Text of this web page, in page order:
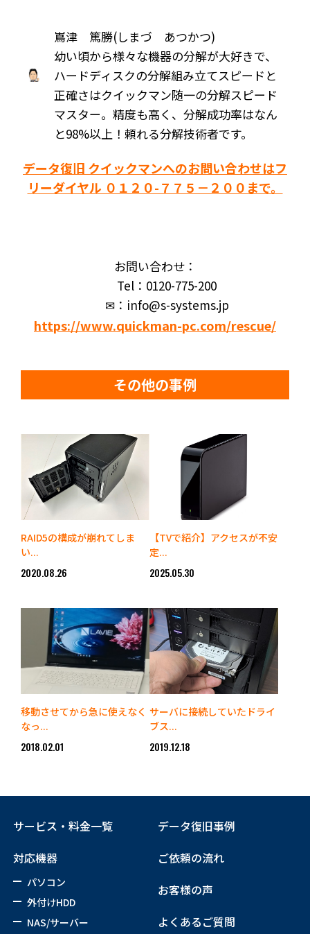
嶌津 篤勝(しまづ あつかつ)
幼い頃から様々な機器の分解が大好きで、
ハードディスクの分解組み立てスピードと
正確さはクイックマン随一の分解スピード
マスター。精度も高く、分解成功率はなん
と98%以上！頼れる分解技術者です。
データ復旧 クイックマンへのお問い合わせはフ
リーダイヤル ０１２０-７７５－２００まで。
お問い合わせ：
Tel：0120-775-200
✉：info@s-systems.jp
https://www.quickman-pc.com/rescue/
その他の事例
RAID5の構成が崩れてしま
い...
2020.08.26
【TVで紹介】アクセスが不安
定...
2025.05.30
移動させてから急に使えなく
なっ...
2018.02.01
サーバに接続していたドライ
ブス...
2019.12.18
サービス・料金一覧
対応機器
パソコン
外付けHDD
NAS/サーバー
データ復旧事例
ご依頼の流れ
お客様の声
よくあるご質問